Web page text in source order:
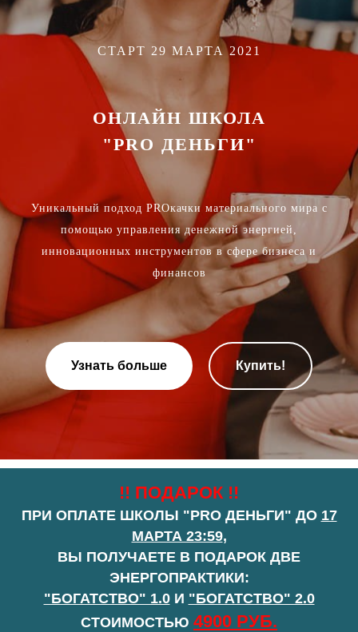
СТАРТ 29 МАРТА 2021
ОНЛАЙН ШКОЛА
"PRO ДЕНЬГИ"
Уникальный подход PROкачки материального мира с
помощью управления денежной энергией,
инновационных инструментов в сфере бизнеса и
финансов
Узнать больше Купить!
!! ПОДАРОК !!
ПРИ ОПЛАТЕ ШКОЛЫ "PRO ДЕНЬГИ" ДО 17
МАРТА 23:59,
ВЫ ПОЛУЧАЕТЕ В ПОДАРОК ДВЕ
ЭНЕРГОПРАКТИКИ:
"БОГАТСТВО" 1.0И "БОГАТСТВО" 2.0
СТОИМОСТЬЮ 4900 РУБ.